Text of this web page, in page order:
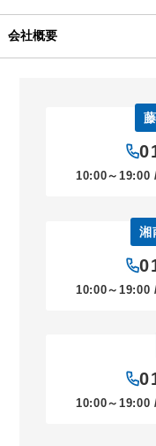
会社概要
10:00～19:00
湘
10:00～19:00
10:00～19:00